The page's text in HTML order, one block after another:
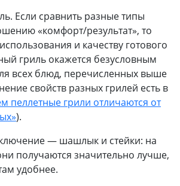
Если сравнить разные типы
«комфорт/результат», то
и качеству готового
гриль окажется безусловным
всех блюд, перечисленных выше
свойств разных грилей есть в
пеллетные грили отличаются от
).
— шашлык и стейки: на
получаются значительно лучше,
удобнее.